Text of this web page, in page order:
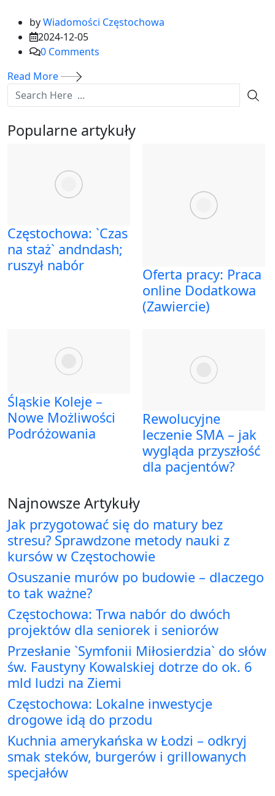
byWiadomości Częstochowa
2024-12-05
0 Comments
Read More
Popularne artykuły
Częstochowa: `Czas
na staż` andndash;
ruszył nabór
Oferta pracy: Praca
online Dodatkowa
(Zawiercie)
Śląskie Koleje –
Nowe Możliwości
Podróżowania
Rewolucyjne
leczenie SMA – jak
wygląda przyszłość
dla pacjentów?
Najnowsze Artykuły
Jak przygotować się do matury bez
stresu? Sprawdzone metody nauki z
kursów w Częstochowie
Osuszanie murów po budowie – dlaczego
to tak ważne?
Częstochowa: Trwa nabór do dwóch
projektów dla seniorek i seniorów
Przesłanie `Symfonii Miłosierdzia` do słów
św. Faustyny Kowalskiej dotrze do ok. 6
mld ludzi na Ziemi
Częstochowa: Lokalne inwestycje
drogowe idą do przodu
Kuchnia amerykańska w Łodzi – odkryj
smak steków, burgerów i grillowanych
specjałów